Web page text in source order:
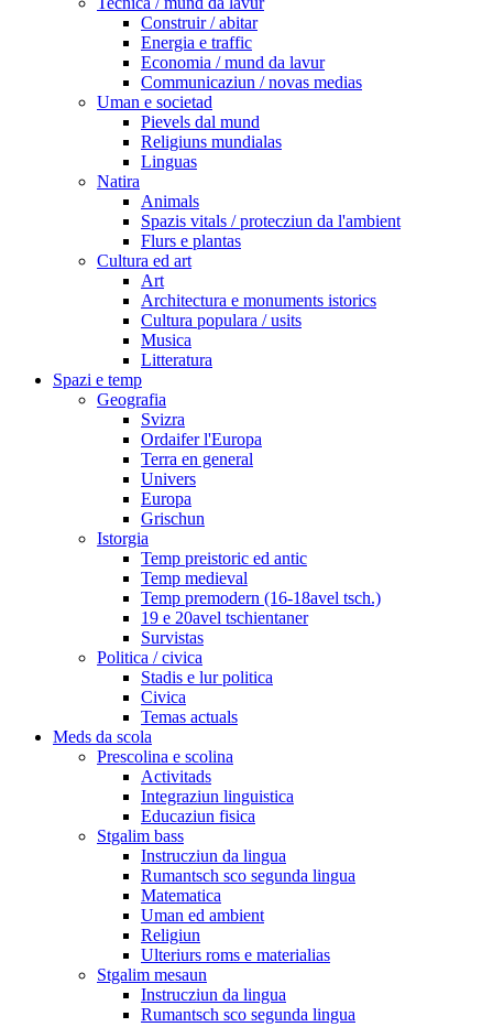
Construir / abitar
Energia e traffic
Economia / mund da lavur
Communicaziun / novas medias
Uman e societad
Pievels dal mund
Religiuns mundialas
Linguas
Natira
Animals
Spazis vitals / protecziun da l'ambient
Flurs e plantas
Cultura ed art
Art
Architectura e monuments istorics
Cultura populara / usits
Musica
Litteratura
Spazi e temp
Geografia
Svizra
Ordaifer l'Europa
Terra en general
Univers
Europa
Grischun
Istorgia
Temp preistoric ed antic
Temp medieval
Temp premodern (16-18avel tsch.)
19 e 20avel tschientaner
Survistas
Politica / civica
Stadis e lur politica
Civica
Temas actuals
Meds da scola
Prescolina e scolina
Activitads
Integraziun linguistica
Educaziun fisica
Stgalim bass
Instrucziun da lingua
Rumantsch sco segunda lingua
Matematica
Uman ed ambient
Religiun
Ulteriurs roms e materialias
Stgalim mesaun
Instrucziun da lingua
Rumantsch sco segunda lingua